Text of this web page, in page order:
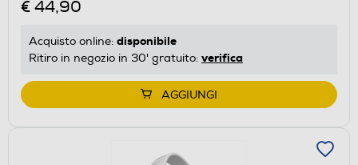
€ 44,90
Acquisto online: disponibile
Ritiro in negozio in 30' gratuito: verifica
AGGIUNGI